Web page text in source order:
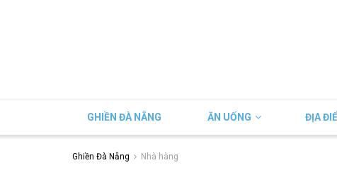
GHIỀN ĐÀ NẴNG ĂN UỐNG ĐỊA
Ghiền Đà Nẵng Nhà hàng